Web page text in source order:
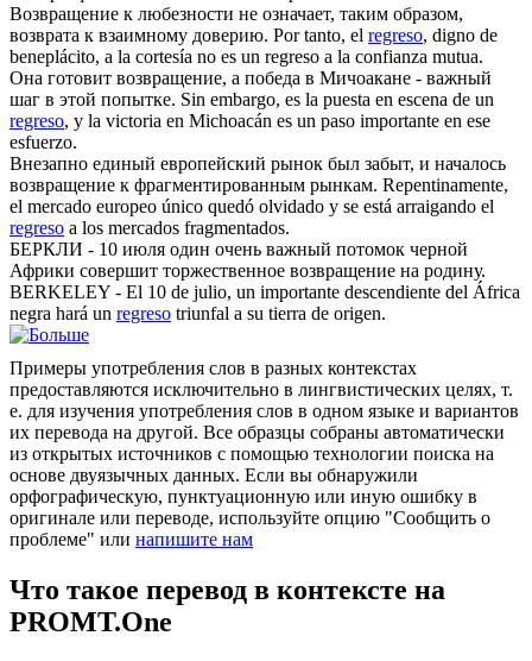
Возвращение к любезности не означает, таким образом,
возврата к взаимному доверию. Por tanto, el regreso, digno de
beneplácito, a la cortesía no es un regreso a la confianza mutua.
Она готовит возвращение, а победа в Мичоакане - важный
шаг в этой попытке. Sin embargo, es la puesta en escena de un
regreso, y la victoria en Michoacán es un paso importante en ese
esfuerzo.
Внезапно единый европейский рынок был забыт, и началось
возвращение к фрагментированным рынкам. Repentinamente,
el mercado europeo único quedó olvidado y se está arraigando el
regreso a los mercados fragmentados.
БЕРКЛИ - 10 июля один очень важный потомок черной
Африки совершит торжественное возвращение на родину.
BERKELEY - El 10 de julio, un importante descendiente del África
negra hará un regreso triunfal a su tierra de origen.
Примеры употребления слов в разных контекстах
предоставляются исключительно в лингвистических целях, т.
е. для изучения употребления слов в одном языке и вариантов
их перевода на другой. Все образцы собраны автоматически
из открытых источников с помощью технологии поиска на
основе двуязычных данных. Если вы обнаружили
орфографическую, пунктуационную или иную ошибку в
оригинале или переводе, используйте опцию "Сообщить о
проблеме" или напишите нам
Что такое перевод в контексте на
PROMT.One